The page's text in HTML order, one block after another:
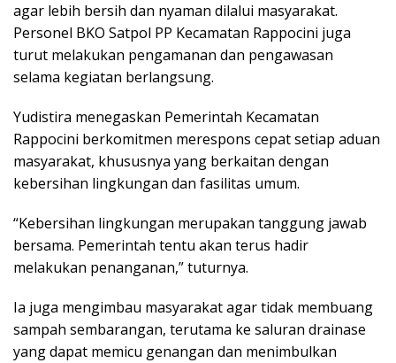
agar lebih bersih dan nyaman dilalui masyarakat.
Personel BKO Satpol PP Kecamatan Rappocini juga
turut melakukan pengamanan dan pengawasan
selama kegiatan berlangsung.
Yudistira menegaskan Pemerintah Kecamatan
Rappocini berkomitmen merespons cepat setiap aduan
masyarakat, khususnya yang berkaitan dengan
kebersihan lingkungan dan fasilitas umum.
“Kebersihan lingkungan merupakan tanggung jawab
bersama. Pemerintah tentu akan terus hadir
melakukan penanganan,” tuturnya.
Ia juga mengimbau masyarakat agar tidak membuang
sampah sembarangan, terutama ke saluran drainase
yang dapat memicu genangan dan menimbulkan